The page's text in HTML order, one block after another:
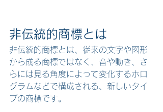
非伝統的商標とは
非伝統的商標とは、従来の文字や図形
から成る商標ではなく、音や動き、さ
らには見る角度によって変化するホロ
グラムなどで構成される、新しいタイ
プの商標です。